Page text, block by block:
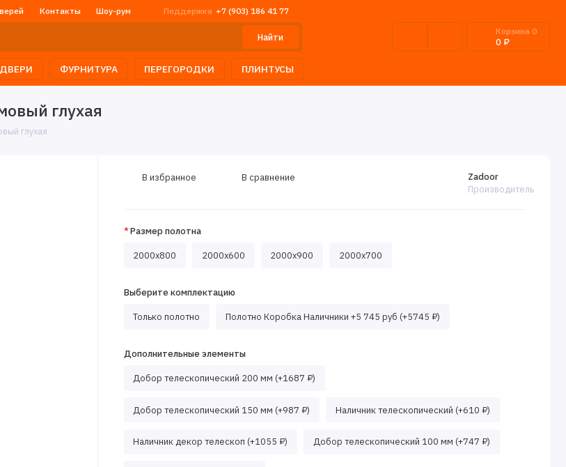
Контакты Шоу-рум Поддержка +7 (903) 186 41 77
Найти
Корзина 0
0 ₽
ФУРНИТУРА ПЕРЕГОРОДКИ ПЛИНТУСЫ
глухая
глухая
Zadoor
Производитель
В избранное В сравнение
Размер полотна
2000х800 2000x600 2000x900 2000x700
Выберите комплектацию
Только полотно Полотно Коробка Наличники +5 745 руб (+5745 ₽)
Дополнительные элементы
Добор телескопический 200 мм (+1687 ₽)
Добор телескопический 150 мм (+987 ₽) Наличник телескопический (+610 ₽)
Наличник декор телескоп (+1055 ₽) Добор телескопический 100 мм (+747 ₽)